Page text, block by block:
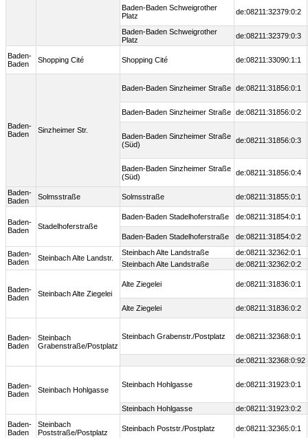
Baden-Baden Schweigrother
Platz
de:08211:32379:0:2
Baden-Baden Schweigrother
Platz
de:08211:32379:0:3
Baden-
Baden
Shopping Cité Shopping Cité de:08211:33090:1:1
Baden-
Baden
Sinzheimer Str.
Baden-Baden Sinzheimer Straße de:08211:31856:0:1
Baden-Baden Sinzheimer Straße de:08211:31856:0:2
Baden-Baden Sinzheimer Straße
(Süd)
de:08211:31856:0:3
Baden-Baden Sinzheimer Straße
(Süd)
de:08211:31856:0:4
Baden-
Baden
Solmsstraße Solmsstraße de:08211:31855:0:1
Baden-
Baden
Stadelhoferstraße
Baden-Baden Stadelhoferstraße de:08211:31854:0:1
Baden-Baden Stadelhoferstraße de:08211:31854:0:2
Baden-
Baden
Steinbach Alte Landstr.
Steinbach Alte Landstraße
de:08211:32362:0:1
Steinbach Alte Landstraße
de:08211:32362:0:2
Baden-
Baden
Steinbach Alte Ziegelei
Alte Ziegelei de:08211:31836:0:1
Alte Ziegelei de:08211:31836:0:2
Baden-
Baden
Steinbach
Grabenstraße/Postplatz
Steinbach Grabenstr./Postplatz de:08211:32368:0:1
de:08211:32368:0:92
Baden-
Baden
Steinbach Hohlgasse
Steinbach Hohlgasse de:08211:31923:0:1
Steinbach Hohlgasse
de:08211:31923:0:2
Baden-
Baden
Steinbach
Poststraße/Postplatz
Steinbach Poststr./Postplatz de:08211:32365:0:1